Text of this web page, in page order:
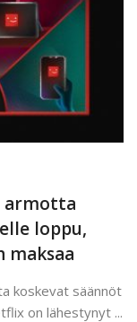
armotta
loppu,
maksaa
koskevat säännöt
on lähestynyt ...